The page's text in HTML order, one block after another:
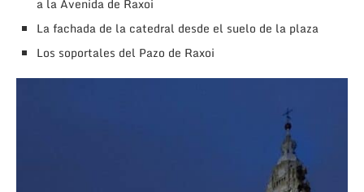
La fachada de la catedral desde el suelo de la plaza
Los soportales del Pazo de Raxoi